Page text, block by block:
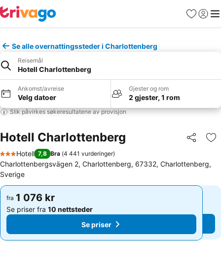
Favoritter
Logg
Se alle overnattingssteder i Charlottenberg
Reisemål
Hotell Charlottenberg
Ankomst/avreise
Velg datoer
Gjester og rom
2 gjester, 1 rom
Slik påvirkes søkeresultatene av provisjon
Hotell Charlottenberg Del
3 Stjerner
Hotell 7,8 Bra (4 441 vurderinger)
Charlottenbergsvägen 2, Charlottenberg, 67332, Charlottenberg,
Sverige
fra 1 076 kr
Se priser fra 10 nettsteder
Se priser
fra 1 076 kr
Se priser fra 10 nettsteder
Se priser